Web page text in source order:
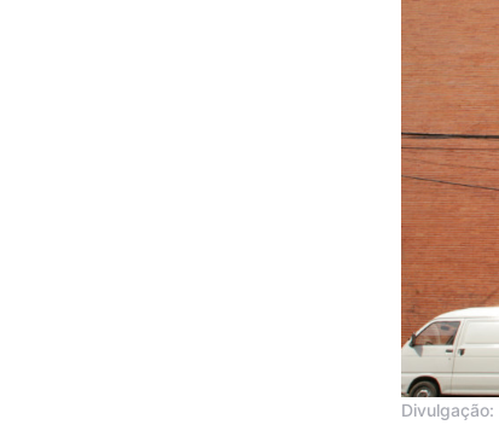
Divulgação: